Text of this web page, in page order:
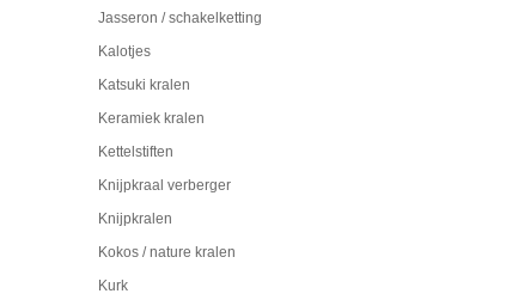
Jasseron / schakelketting
Kalotjes
Katsuki kralen
Keramiek kralen
Kettelstiften
Knijpkraal verberger
Knijpkralen
Kokos / nature kralen
Kurk